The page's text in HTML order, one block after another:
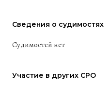
Сведения о судимостях
Судимостей нет
Участие в других СРО